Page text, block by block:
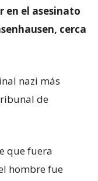
en el asesinato
cerca
nazi más
de
que fuera
hombre fue